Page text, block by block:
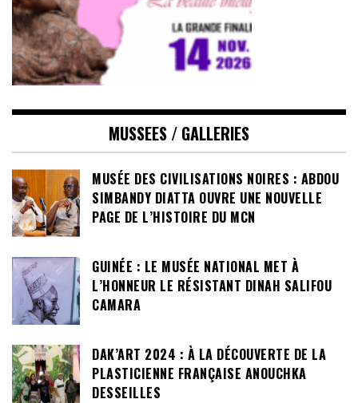
MUSSEES / GALLERIES
MUSÉE DES CIVILISATIONS NOIRES : ABDOU
SIMBANDY DIATTA OUVRE UNE NOUVELLE
PAGE DE L’HISTOIRE DU MCN
GUINÉE : LE MUSÉE NATIONAL MET À
L’HONNEUR LE RÉSISTANT DINAH SALIFOU
CAMARA
DAK’ART 2024 : À LA DÉCOUVERTE DE LA
PLASTICIENNE FRANÇAISE ANOUCHKA
DESSEILLES